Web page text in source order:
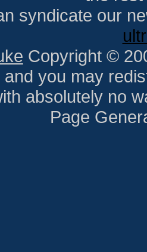
syndicate our
Copyright ©
and you may
absolutely no
Page